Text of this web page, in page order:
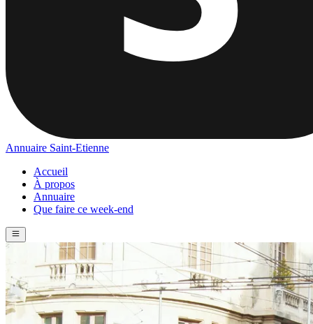
Annuaire Saint-Etienne
Accueil
À propos
Annuaire
Que faire ce week-end